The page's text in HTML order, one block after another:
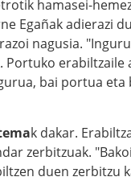
hamasei-
Egañak adierazi
nagusia.
erabiltzaile
bai portua eta
k dakar.
zerbitzuak.
duen zerbitzu